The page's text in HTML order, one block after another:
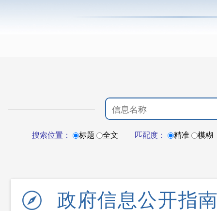
搜索位置： 标题 全文 匹配度： 精准 模糊
政府信息公开指